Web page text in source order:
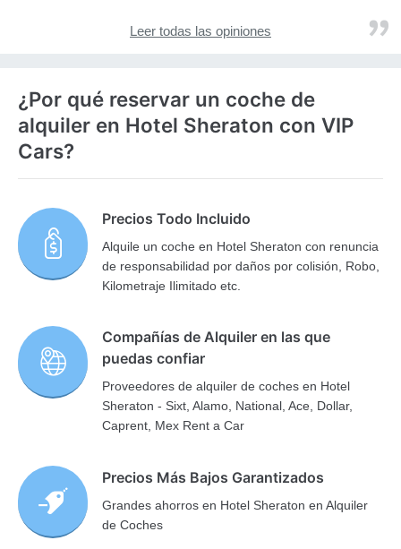
Leer todas las opiniones
¿Por qué reservar un coche de
alquiler en Hotel Sheraton con VIP
Cars?
Precios Todo Incluido
Alquile un coche en Hotel Sheraton con renuncia
de responsabilidad por daños por colisión, Robo,
Kilometraje Ilimitado etc.
Compañías de Alquiler en las que
puedas confiar
Proveedores de alquiler de coches en Hotel
Sheraton - Sixt, Alamo, National, Ace, Dollar,
Caprent, Mex Rent a Car
Precios Más Bajos Garantizados
Grandes ahorros en Hotel Sheraton en Alquiler
de Coches